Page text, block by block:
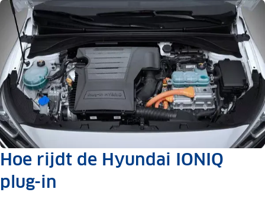
Hoe rijdt de Hyundai IONIQ
plug-in